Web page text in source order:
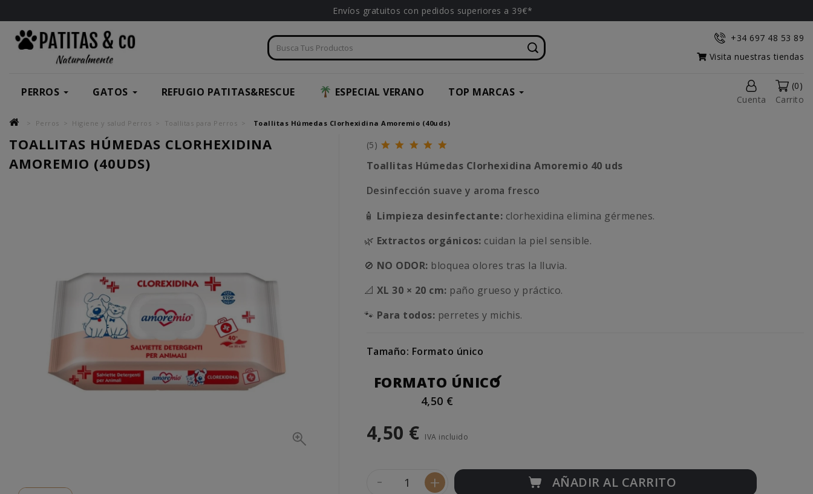
Envíos gratuitos con pedidos superiores a 39€*
+34 697 48 53 89
Visita nuestras tiendas
PERROS GATOS REFUGIO PATITAS&RESCUE ESPECIAL VERANO TOP MARCAS
Cuenta
(0)
Carrito
Perros Higiene y salud Perros Toallitas para Perros Toallitas Húmedas Clorhexidina Amoremio (40uds)
TOALLITAS HÚMEDAS CLORHEXIDINA
AMOREMIO (40UDS)
(5)
Toallitas Húmedas Clorhexidina Amoremio 40 uds
Desinfección suave y aroma fresco
🧴 Limpieza desinfectante: clorhexidina elimina gérmenes.
🌿 Extractos orgánicos: cuidan la piel sensible.
🚫 NO ODOR: bloquea olores tras la lluvia.
📐 XL 30 × 20 cm: paño grueso y práctico.
🐾 Para todos: perretes y michis.
Tamaño: Formato único
FORMATO ÚNICO
4,50 €
4,50 € IVA incluido
- + AÑADIR AL CARRITO